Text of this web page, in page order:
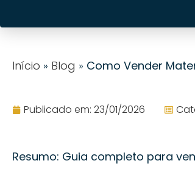
Início » Blog » Como Vender
Publicado em: 23/01/2026
Resumo: Guia completo para